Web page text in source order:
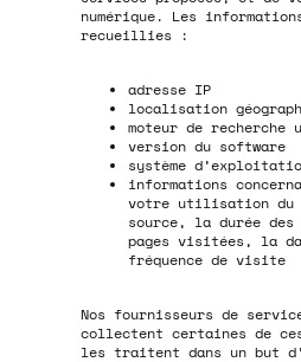
numérique. Les
recueillies :
adresse IP
localisation
moteur de
version du software
système
informations
votre utilisation du
source, la durée
pages visitées, la
fréquence de visite
Nos fournisseurs de
collectent certaines de
les traitent dans un but